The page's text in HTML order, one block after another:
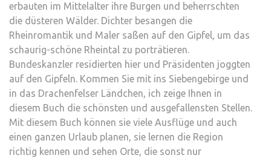
erbauten im Mittelalter ihre Burgen und beherrschten
die düsteren Wälder. Dichter besangen die
Rheinromantik und Maler saßen auf den Gipfel, um das
schaurig-schöne Rheintal zu porträtieren.
Bundeskanzler residierten hier und Präsidenten joggten
auf den Gipfeln. Kommen Sie mit ins Siebengebirge und
in das Drachenfelser Ländchen, ich zeige Ihnen in
diesem Buch die schönsten und ausgefallensten Stellen.
Mit diesem Buch können sie viele Ausflüge und auch
einen ganzen Urlaub planen, sie lernen die Region
richtig kennen und sehen Orte, die sonst nur